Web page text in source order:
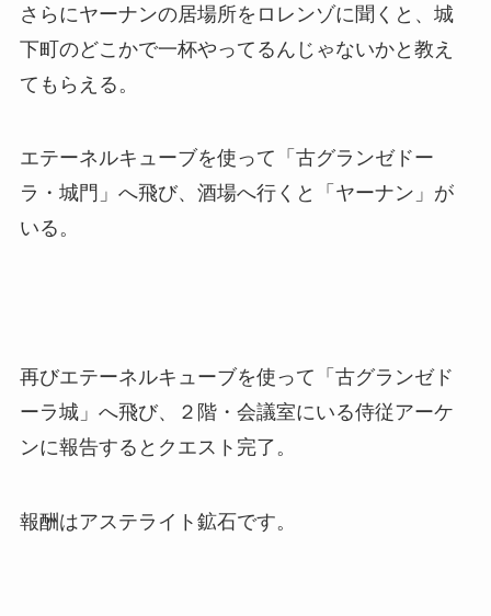
さらにヤーナンの居場所をロレンゾに聞くと、城
下町のどこかで一杯やってるんじゃないかと教え
てもらえる。
エテーネルキューブを使って「古グランゼドー
ラ・城門」へ飛び、酒場へ行くと「ヤーナン」が
いる。
再びエテーネルキューブを使って「古グランゼド
ーラ城」へ飛び、２階・会議室にいる侍従アーケ
ンに報告するとクエスト完了。
報酬はアステライト鉱石です。